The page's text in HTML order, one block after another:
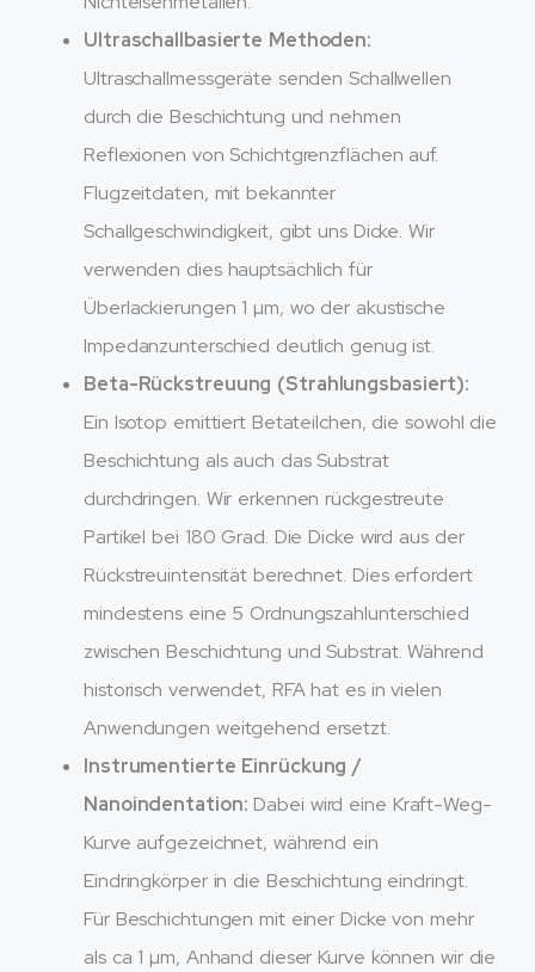
Ultraschallbasierte Methoden:
Ultraschallmessgeräte senden Schallwellen
durch die Beschichtung und nehmen
Reflexionen von Schichtgrenzflächen auf.
Flugzeitdaten, mit bekannter
Schallgeschwindigkeit, gibt uns Dicke. Wir
verwenden dies hauptsächlich für
Überlackierungen 1 µm, wo der akustische
Impedanzunterschied deutlich genug ist.
Beta-Rückstreuung (Strahlungsbasiert):
Ein Isotop emittiert Betateilchen, die sowohl die
Beschichtung als auch das Substrat
durchdringen. Wir erkennen rückgestreute
Partikel bei 180 Grad. Die Dicke wird aus der
Rückstreuintensität berechnet. Dies erfordert
mindestens eine 5 Ordnungszahlunterschied
zwischen Beschichtung und Substrat. Während
historisch verwendet, RFA hat es in vielen
Anwendungen weitgehend ersetzt.
Instrumentierte Einrückung /
Nanoindentation: Dabei wird eine Kraft-Weg-
Kurve aufgezeichnet, während ein
Eindringkörper in die Beschichtung eindringt.
Für Beschichtungen mit einer Dicke von mehr
als ca 1 µm, Anhand dieser Kurve können wir die